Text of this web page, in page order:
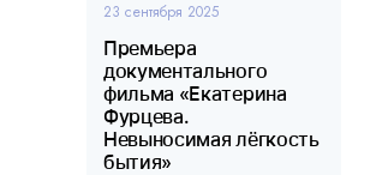
23 сентября 2025
Премьера
документального
фильма «Екатерина
Фурцева.
Невыносимая лёгкость
бытия»